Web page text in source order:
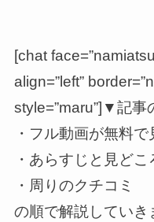
[chat
align=”left”
style=”maru”]▼記事
・フル動画が無料
・あらすじと見どこ
・周りのクチコミ
の順で解説してい